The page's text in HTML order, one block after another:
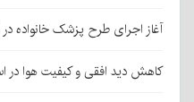
آغاز اجرای طرح پزشک خانواده
کاهش دید افقی و کیفیت هوا در